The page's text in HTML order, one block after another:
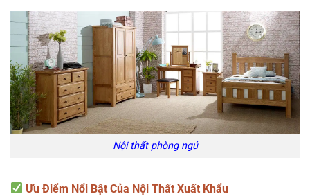
Nội thất phòng ngủ
Ưu Điểm Nổi Bật Của Nội Thất Xuất Khẩu